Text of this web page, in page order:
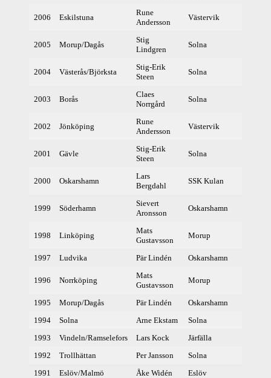
2006 Eskilstuna
Rune
Andersson
Västervik
2005 Morup/Dagås
Stig
Lindgren
Solna
2004 Västerås/Björksta
Stig-Erik
Steen
Solna
2003 Borås
Claes
Norrgård
Solna
2002 Jönköping
Rune
Andersson
Västervik
2001 Gävle
Stig-Erik
Steen
Solna
2000 Oskarshamn
Lars
Bergdahl
SSK Kulan
1999 Söderhamn
Sievert
Aronsson
Oskarshamn
1998 Linköping
Mats
Gustavsson
Morup
1997 Ludvika Pär Lindén Oskarshamn
1996 Norrköping
Mats
Gustavsson
Morup
1995 Morup/Dagås Pär Lindén Oskarshamn
1994
Solna Arne Ekstam Solna
1993
Vindeln/Ramselefors Lars Kock Järfälla
1992
Trollhättan Per Jansson Solna
1991
Eslöv/Malmö Åke Widén Eslöv